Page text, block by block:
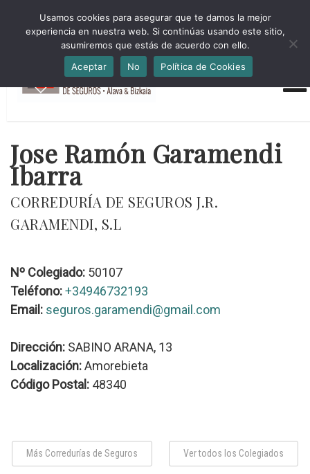
HORARIO INVIERNO Lun-Jue 09:00-16:30 Vier 9:00-14:00
administracion@cmsab.eus 94.442.43.43 Móvil y Whatsapp
688.889.170
Jose Ramón Garamendi
Ibarra
CORREDURÍA DE SEGUROS J.R.
GARAMENDI, S.L
Nº Colegiado: 50107
Teléfono:+34946732193
Email: seguros.garamendi@gmail.com
Dirección: SABINO ARANA, 13
Localización:Amorebieta
Código Postal: 48340
Más Corredurías de Seguros Ver todos los Colegiados
Usamos cookies para asegurar que te damos la mejor
experiencia en nuestra web. Si continúas usando este sitio,
asumiremos que estás de acuerdo con ello.
Aceptar
No Política de Cookies